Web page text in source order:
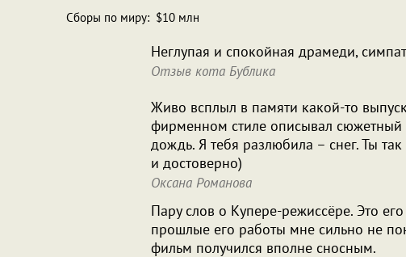
Сборы по миру: $10 млн
Неглупая и спокойная драмеди,
Отзыв кота Бублика
Живо всплыл в памяти какой-то
фирменном стиле описывал
дождь. Я тебя разлюбила – снег. Ты
и достоверно)
Оксана Романова
Пару слов о Купере-режиссёре. Это
прошлые его работы мне сильно не
фильм получился вполне сносным.